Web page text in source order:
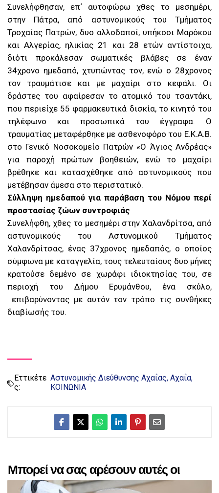
Συνελήφθησαν, επ΄ αυτοφώρω χθες το μεσημέρι,
στην Πάτρα, από αστυνομικούς του Τμήματος
Τροχαίας Πατρών, δυο αλλοδαποί, υπήκοοι Μαρόκου
και Αλγερίας, ηλικίας 21 και 28 ετών αντίστοιχα,
διότι προκάλεσαν σωματικές βλάβες σε έναν
34χρονο ημεδαπό, χτυπώντας τον, ενώ ο 28χρονος
τον τραυμάτισε και με μαχαίρι στο κεφάλι. Οι
δράστες του αφαίρεσαν το ατομικό του τσαντάκι,
που περιείχε 55 φαρμακευτικά δισκία, το κινητό του
τηλέφωνο και προσωπικά του έγγραφα. Ο
τραυματίας μεταφέρθηκε με ασθενοφόρο του Ε.Κ.Α.Β.
στο Γενικό Νοσοκομείο Πατρών «Ο Άγιος Ανδρέας»
για παροχή πρώτων βοηθειών, ενώ το μαχαίρι
βρέθηκε και κατασχέθηκε από αστυνομικούς που
μετέβησαν άμεσα στο περιστατικό.
Σύλληψη ημεδαπού για παράβαση του Νόμου περί
προστασίας ζώων συντροφιάς
Συνελήφθη, χθες το μεσημέρι στην Χαλανδρίτσα, από
αστυνομικούς του Αστυνομικού Τμήματος
Χαλανδρίτσας, ένας 37χρονος ημεδαπός, ο οποίος
σύμφωνα με καταγγελία, τους τελευταίους δυο μήνες
κρατούσε δεμένο σε χωράφι ιδιοκτησίας του, σε
περιοχή του Δήμου Ερυμάνθου, ένα σκύλο,
επιβαρύνοντας με αυτόν τον τρόπο τις συνθήκες
διαβίωσής του.
Εττικέτε
ς:
Αστυνομικής Διεύθυνσης Αχαΐας Αχαΐα
ΚΟΙΝΩΝΙΑ
Μπορεί να σας αρέσουν αυτές οι
αναρτήσεις